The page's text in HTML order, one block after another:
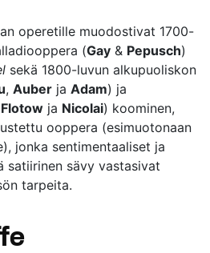
operetille muodostivat 1700-
(Gay & Pepusch)
sekä 1800-luvun alkupuoliskon
, Auber ja Adam) ja
Flotow ja Nicolai) koominen,
ooppera (esimuotonaan
jonka sentimentaaliset ja
satiirinen sävy vastasivat
tarpeita.